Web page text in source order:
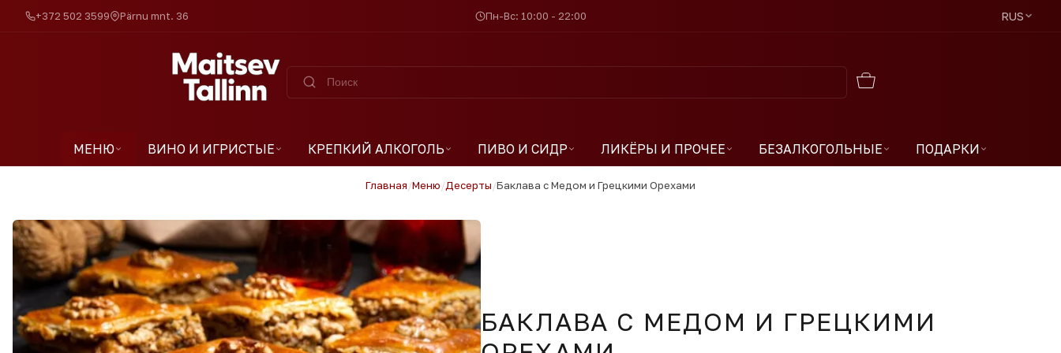
+372 502 3599 Pärnu mnt. 36 Пн-Вс: 10:00 - 22:00 RUS
МЕНЮ ВИНО И ИГРИСТЫЕ КРЕПКИЙ АЛКОГОЛЬ ПИВО И СИДР ЛИКЁРЫ И ПРОЧЕЕ БЕЗАЛКОГОЛЬНЫЕ ПОДАРКИ
Главная/Меню/Десерты/Баклава с Медом и Грецкими Орехами
БАКЛАВА С МЕДОМ И ГРЕЦКИМИ